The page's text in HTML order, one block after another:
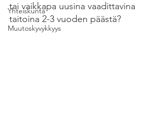
Yhteiskunta
Muutoskyvykkyys
tai vaikkapa uusina vaadittavina
taitoina 2-3 vuoden päästä?